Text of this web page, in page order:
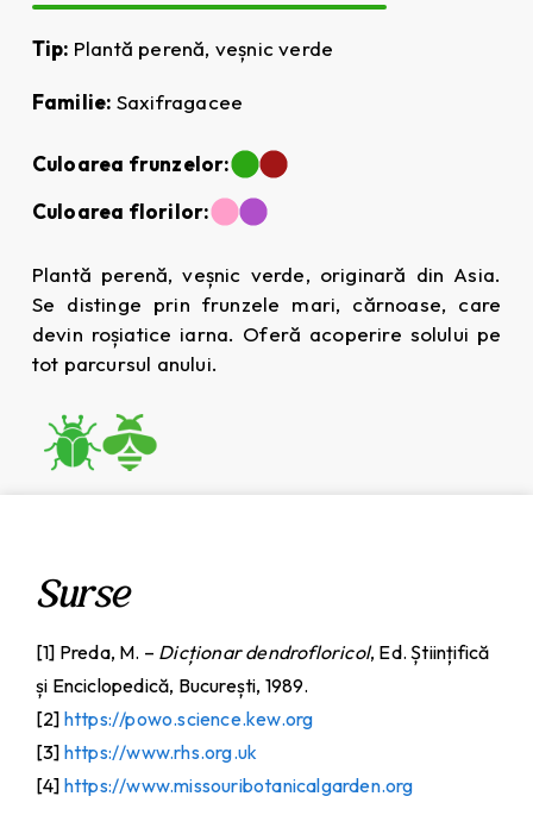
Tip: Plantă perenă, veșnic verde
Familie: Saxifragacee
Culoarea frunzelor:
Culoarea florilor:
Plantă perenă, veșnic verde, originară din Asia.
Se distinge prin frunzele mari, cărnoase, care
devin roșiatice iarna. Oferă acoperire solului pe
tot parcursul anului.
Surse
[1] Preda, M. – Dicționar dendrofloricol, Ed. Științifică
și Enciclopedică, București, 1989.
[2] https://powo.science.kew.org
[3] https://www.rhs.org.uk
[4] https://www.missouribotanicalgarden.org